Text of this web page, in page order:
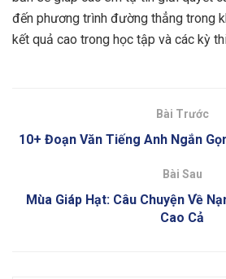
đến phương trình đường thẳng trong
kết quả cao trong học tập và các kỳ
Bài Trước
10+ Đoạn Văn Tiếng Anh Ngắn
Bài Sau
Mùa Giáp Hạt: Câu Chuyện Về
Cao Cả